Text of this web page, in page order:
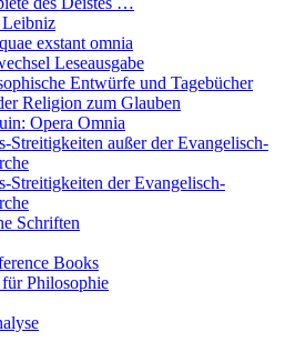
exstant omnia
Leseausgabe
Entwürfe und Tagebücher
Religion zum Glauben
Opera Omnia
Streitigkeiten außer der Evangelisch-
Streitigkeiten der Evangelisch-
Schriften
Books
Philosophie